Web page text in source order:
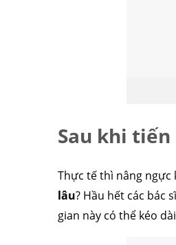
Sau khi
Thực tế thì nâng ngực
lâu? Hầu hết các bác
gian này có thể kéo